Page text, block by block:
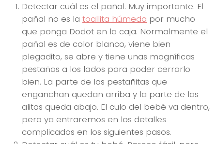
Detectar cuál es el pañal. Muy importante. El
pañal no es la toallita húmeda por mucho
que ponga Dodot en la caja. Normalmente el
pañal es de color blanco, viene bien
plegadito, se abre y tiene unas magníficas
pestañas a los lados para poder cerrarlo
bien. La parte de las pestañitas que
enganchan quedan arriba y la parte de las
alitas queda abajo. El culo del bebé va dentro,
pero ya entraremos en los detalles
complicados en los siguientes pasos.